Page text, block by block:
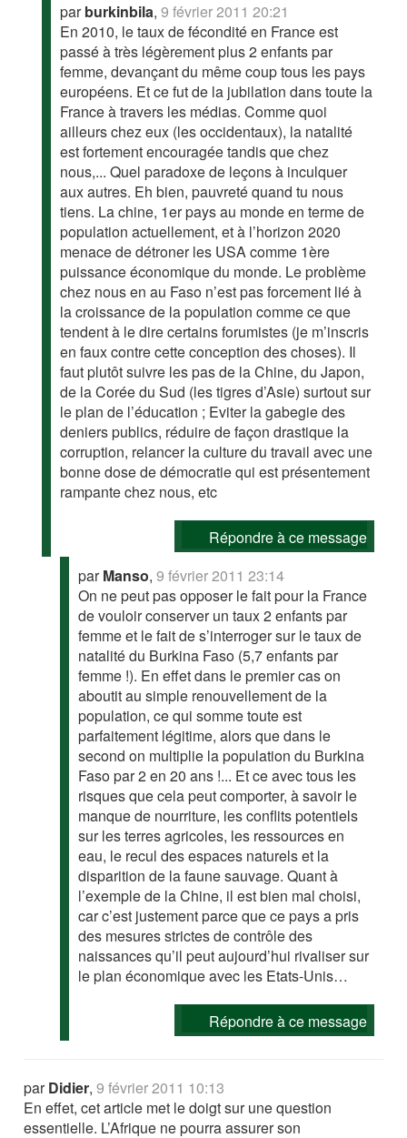
parburkinbila,9 février 2011 20:21
En 2010, le taux de fécondité en France est
passé à très légèrement plus 2 enfants par
femme, devançant du même coup tous les pays
européens. Et ce fut de la jubilation dans toute la
France à travers les médias. Comme quoi
ailleurs chez eux (les occidentaux), la natalité
est fortement encouragée tandis que chez
nous,... Quel paradoxe de leçons à inculquer
aux autres. Eh bien, pauvreté quand tu nous
tiens. La chine, 1er pays au monde en terme de
population actuellement, et à l’horizon 2020
menace de détroner les USA comme 1ère
puissance économique du monde. Le problème
chez nous en au Faso n’est pas forcement lié à
la croissance de la population comme ce que
tendent à le dire certains forumistes (je m’inscris
en faux contre cette conception des choses). Il
faut plutôt suivre les pas de la Chine, du Japon,
de la Corée du Sud (les tigres d’Asie) surtout sur
le plan de l’éducation ; Eviter la gabegie des
deniers publics, réduire de façon drastique la
corruption, relancer la culture du travail avec une
bonne dose de démocratie qui est présentement
rampante chez nous, etc
Répondre à ce message
parManso,9 février 2011 23:14
On ne peut pas opposer le fait pour la France
de vouloir conserver un taux 2 enfants par
femme et le fait de s’interroger sur le taux de
natalité du Burkina Faso (5,7 enfants par
femme !). En effet dans le premier cas on
aboutit au simple renouvellement de la
population, ce qui somme toute est
parfaitement légitime, alors que dans le
second on multiplie la population du Burkina
Faso par 2 en 20 ans !... Et ce avec tous les
risques que cela peut comporter, à savoir le
manque de nourriture, les conflits potentiels
sur les terres agricoles, les ressources en
eau, le recul des espaces naturels et la
disparition de la faune sauvage. Quant à
l’exemple de la Chine, il est bien mal choisi,
car c’est justement parce que ce pays a pris
des mesures strictes de contrôle des
naissances qu’il peut aujourd’hui rivaliser sur
le plan économique avec les Etats-Unis…
Répondre à ce message
parDidier,9 février 2011 10:13
En effet, cet article met le doigt sur une question
essentielle. L’Afrique ne pourra assurer son